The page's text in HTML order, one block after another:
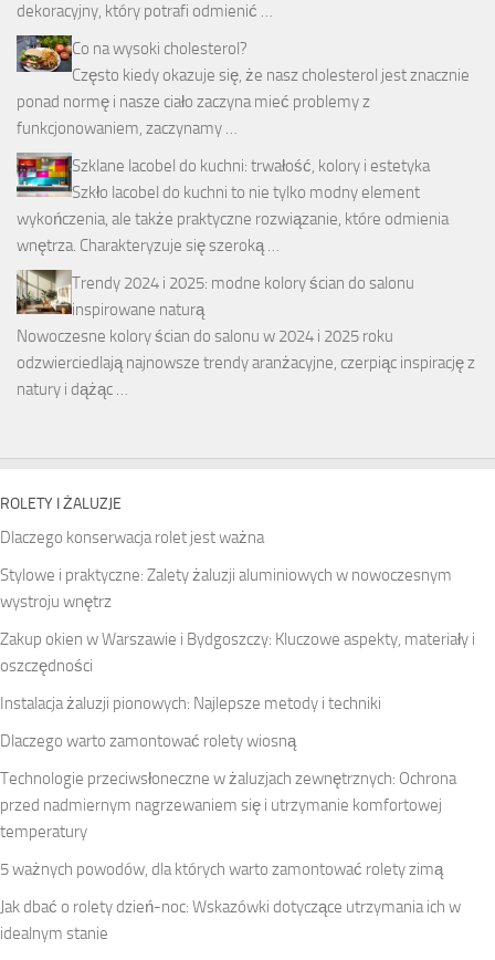
dekoracyjny, który potrafi odmienić …
Co na wysoki cholesterol?
Często kiedy okazuje się, że nasz cholesterol jest znacznie
ponad normę i nasze ciało zaczyna mieć problemy z
funkcjonowaniem, zaczynamy …
Szklane lacobel do kuchni: trwałość, kolory i estetyka
Szkło lacobel do kuchni to nie tylko modny element
wykończenia, ale także praktyczne rozwiązanie, które odmienia
wnętrza. Charakteryzuje się szeroką …
Trendy 2024 i 2025: modne kolory ścian do salonu
inspirowane naturą
Nowoczesne kolory ścian do salonu w 2024 i 2025 roku
odzwierciedlają najnowsze trendy aranżacyjne, czerpiąc inspirację z
natury i dążąc …
ROLETY I ŻALUZJE
Dlaczego konserwacja rolet jest ważna
Stylowe i praktyczne: Zalety żaluzji aluminiowych w nowoczesnym
wystroju wnętrz
Zakup okien w Warszawie i Bydgoszczy: Kluczowe aspekty, materiały i
oszczędności
Instalacja żaluzji pionowych: Najlepsze metody i techniki
Dlaczego warto zamontować rolety wiosną
Technologie przeciwsłoneczne w żaluzjach zewnętrznych: Ochrona
przed nadmiernym nagrzewaniem się i utrzymanie komfortowej
temperatury
5 ważnych powodów, dla których warto zamontować rolety zimą
Jak dbać o rolety dzień-noc: Wskazówki dotyczące utrzymania ich w
idealnym stanie